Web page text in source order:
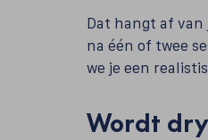
Dat hangt af van
na één of twee
we je een
Wordt